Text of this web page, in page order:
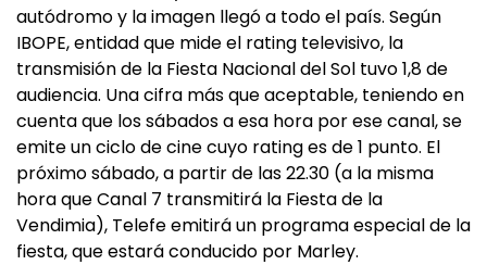
autódromo y la imagen llegó a todo el país. Según
IBOPE, entidad que mide el rating televisivo, la
transmisión de la Fiesta Nacional del Sol tuvo 1,8 de
audiencia. Una cifra más que aceptable, teniendo en
cuenta que los sábados a esa hora por ese canal, se
emite un ciclo de cine cuyo rating es de 1 punto. El
próximo sábado, a partir de las 22.30 (a la misma
hora que Canal 7 transmitirá la Fiesta de la
Vendimia), Telefe emitirá un programa especial de la
fiesta, que estará conducido por Marley.